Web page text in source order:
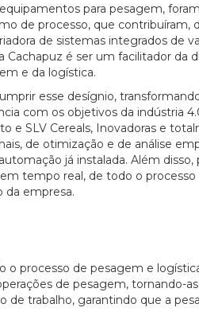
para pesagem,
de processo, que contribuíram,
de sistemas integrados de
é ser um facilitador da
e da logística.
esse desígnio,
com os objetivos da indústria
e SLV Cereals, Inovadoras e
de otimização e de análise
já instalada. Além
tempo real, de todo o
da empresa.
processo de pesagem e
de pesagem, tornando-as
trabalho, garantindo que a